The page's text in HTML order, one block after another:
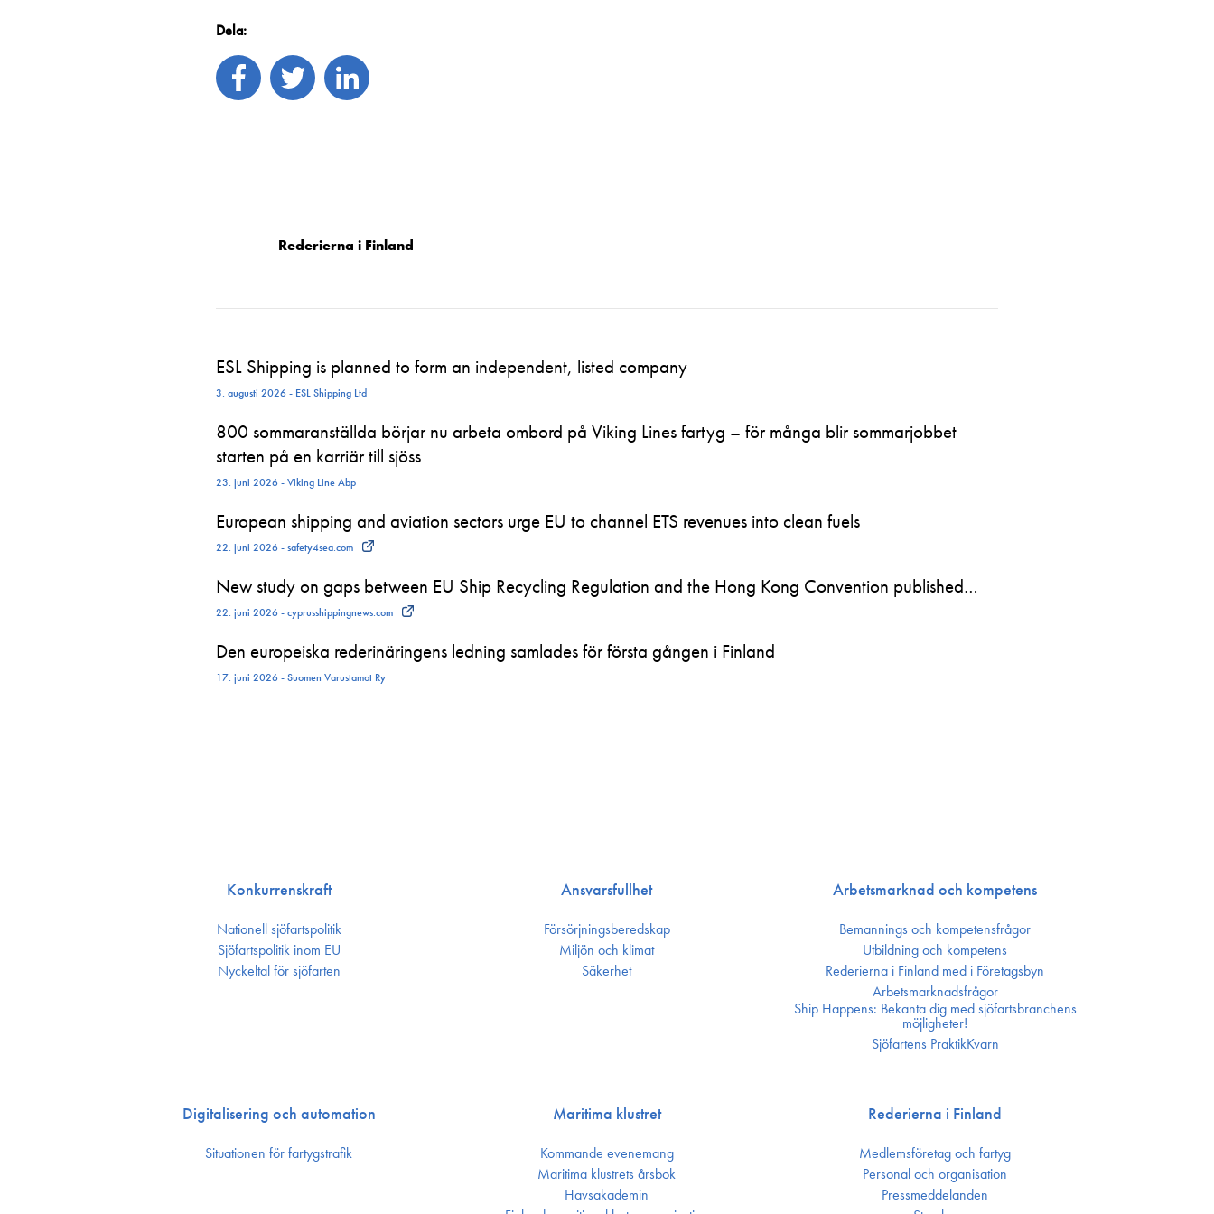
Dela:
Rederierna i Finland
ESL Shipping is planned to form an independent, listed company
3. augusti 2026 - ESL Shipping Ltd
800 sommaranställda börjar nu arbeta ombord på Viking Lines fartyg – för många blir sommarjobbet
starten på en karriär till sjöss
23. juni 2026 - Viking Line Abp
European shipping and aviation sectors urge EU to channel ETS revenues into clean fuels
22. juni 2026 - safety4sea.com
New study on gaps between EU Ship Recycling Regulation and the Hong Kong Convention published…
22. juni 2026 - cyprusshippingnews.com
Den europeiska rederinäringens ledning samlades för första gången i Finland
17. juni 2026 - Suomen Varustamot Ry
Konkurrenskraft
Nationell sjöfartspolitik
Sjöfarts­politik inom EU
Nyckeltal för sjöfarten
Ansvarsfullhet
Försörjnings­beredskap
Miljön och klimat
Säkerhet
Arbetsmarknad och kompetens
Bemannings och kompetens­frågor
Utbildning och kompetens
Rederierna i Finland med i Företagsbyn
Arbetsmarknadsfrågor
Ship Happens: Bekanta dig med sjöfartsbranchens
möjligheter!
Sjöfartens PraktikKvarn
Digitalisering och automation
Situationen för fartygstrafik
Maritima klustret
Kommande evenemang
Maritima klustrets årsbok
Havsakademin
Rederierna i Finland
Medlemsföretag och fartyg
Personal och organisation
Press­meddelanden